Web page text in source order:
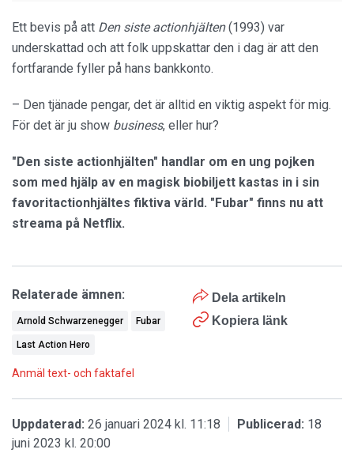
Ett bevis på att Den siste actionhjälten(1993) var
underskattad och att folk uppskattar den i dag är att den
fortfarande fyller på hans bankkonto.
– Den tjänade pengar, det är alltid en viktig aspekt för mig.
För det är ju show business, eller hur?
"Den siste actionhjälten" handlar om en ung pojken
som med hjälp av en magisk biobiljett kastas in i sin
favoritactionhjältes fiktiva värld. "Fubar" finns nu att
streama på Netflix.
Dela artikeln
Kopiera länk
Relaterade ämnen:
Arnold Schwarzenegger Fubar
Last Action Hero
Anmäl text- och faktafel
Uppdaterad: 26 januari 2024 kl. 11:18 Publicerad: 18
juni 2023 kl. 20:00